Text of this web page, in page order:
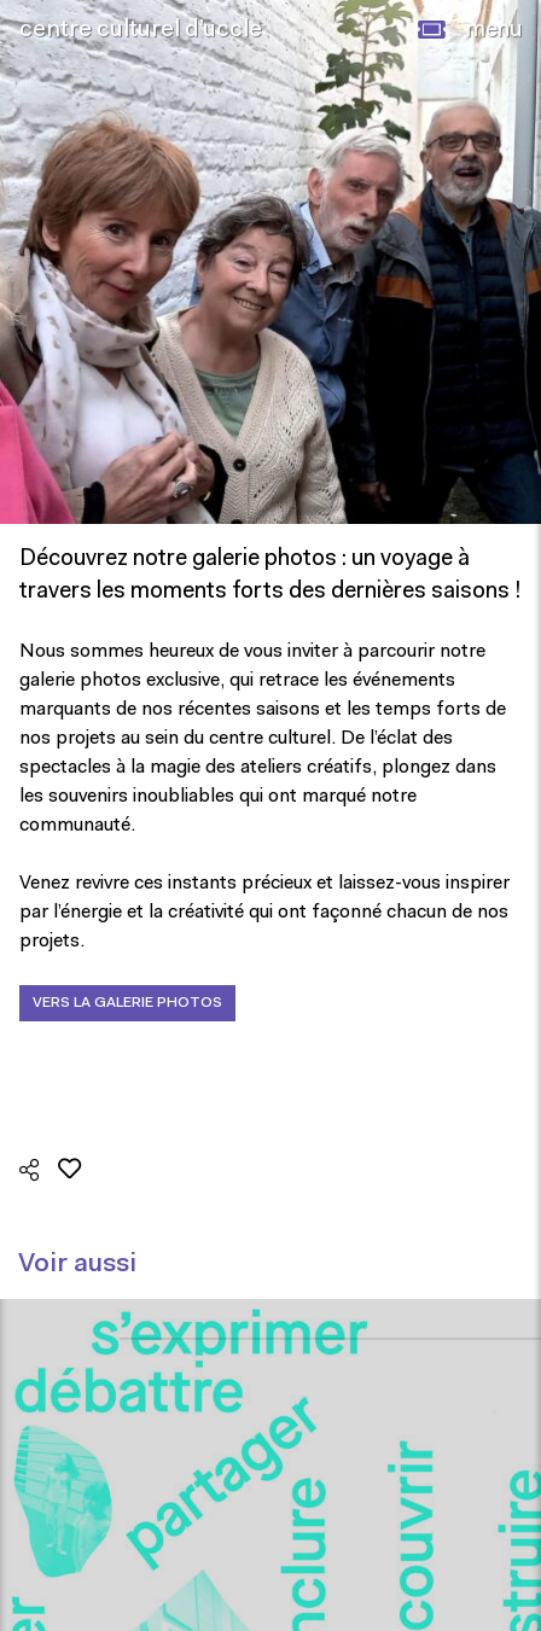
centre culturel d’uccle menu
Découvrez notre galerie photos : un voyage à
travers les moments forts des dernières saisons !
Nous sommes heureux de vous inviter à parcourir notre
galerie photos exclusive, qui retrace les événements
marquants de nos récentes saisons et les temps forts de
nos projets au sein du centre culturel. De l’éclat des
spectacles à la magie des ateliers créatifs, plongez dans
les souvenirs inoubliables qui ont marqué notre
communauté.
Venez revivre ces instants précieux et laissez-vous inspirer
par l’énergie et la créativité qui ont façonné chacun de nos
projets.
VERS LA GALERIE PHOTOS
Voir aussi